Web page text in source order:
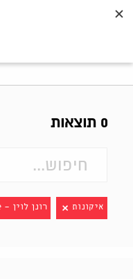
0 תוצאות
איקונות רונן לוין - Ronen Levine